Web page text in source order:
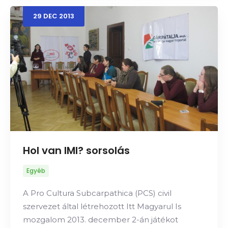
29 DEC 2013
Hol van IMI? sorsolás
Egyéb
A Pro Cultura Subcarpathica (PCS) civil
szervezet által létrehozott Itt Magyarul Is
mozgalom 2013. december 2-án játékot